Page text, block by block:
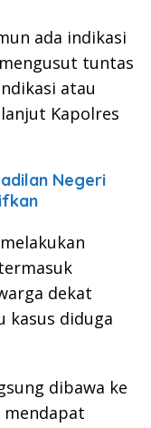
ada indikasi
tuntas
atau
Kapolres
Negeri
dekat
kasus diduga
dibawa ke
mendapat